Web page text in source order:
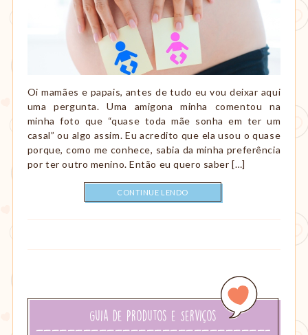
Oi mamães e papais, antes de tudo eu vou deixar aqui
uma pergunta. Uma amigona minha comentou na
minha foto que “quase toda mãe sonha em ter um
casal” ou algo assim. Eu acredito que ela usou o quase
porque, como me conhece, sabia da minha preferência
por ter outro menino. Então eu quero saber […]
CONTINUE LENDO
Guia de Produtos e Serviços